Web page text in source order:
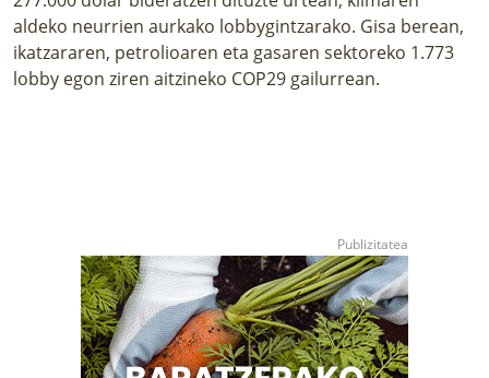
aldeko neurrien aurkako lobbygintzarako. Gisa berean,
ikatzararen, petrolioaren eta gasaren sektoreko 1.773
lobby egon ziren aitzineko COP29 gailurrean.